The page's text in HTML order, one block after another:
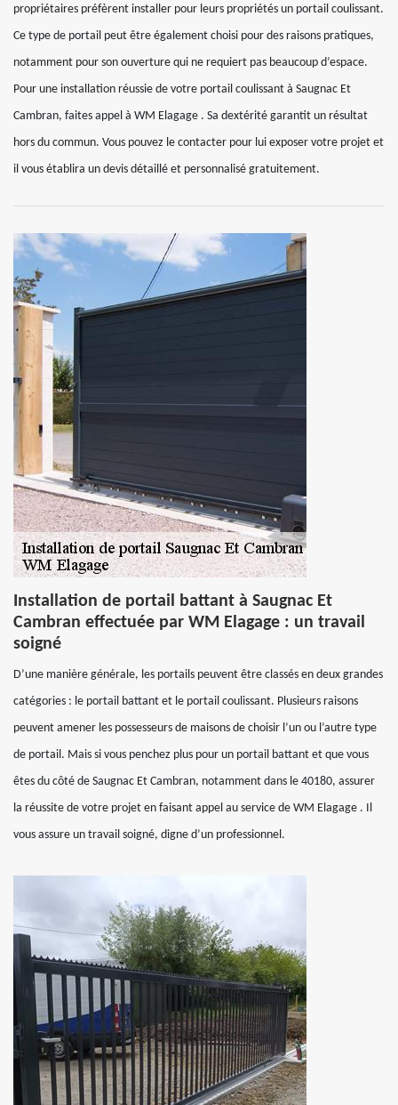
propriétaires préfèrent installer pour leurs propriétés un portail coulissant.
Ce type de portail peut être également choisi pour des raisons pratiques,
notamment pour son ouverture qui ne requiert pas beaucoup d’espace.
Pour une installation réussie de votre portail coulissant à Saugnac Et
Cambran, faites appel à WM Elagage . Sa dextérité garantit un résultat
hors du commun. Vous pouvez le contacter pour lui exposer votre projet et
il vous établira un devis détaillé et personnalisé gratuitement.
Installation de portail battant à Saugnac Et
Cambran effectuée par WM Elagage : un travail
soigné
D’une manière générale, les portails peuvent être classés en deux grandes
catégories : le portail battant et le portail coulissant. Plusieurs raisons
peuvent amener les possesseurs de maisons de choisir l’un ou l’autre type
de portail. Mais si vous penchez plus pour un portail battant et que vous
êtes du côté de Saugnac Et Cambran, notamment dans le 40180, assurer
la réussite de votre projet en faisant appel au service de WM Elagage . Il
vous assure un travail soigné, digne d’un professionnel.